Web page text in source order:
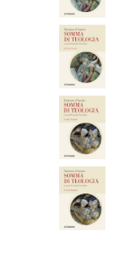
37,05€
37,05€
37,05€